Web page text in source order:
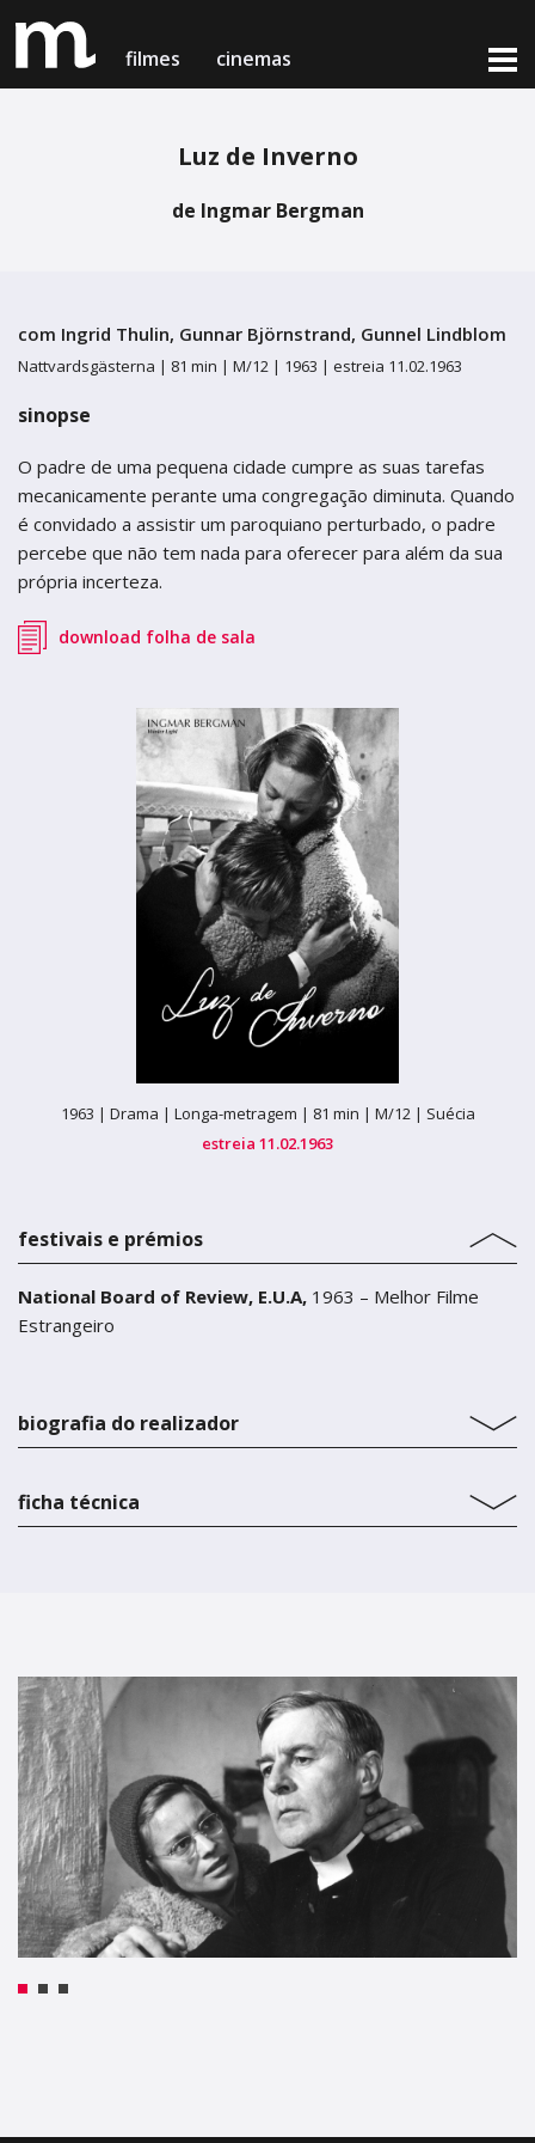
filmes cinemas
Porto
Teatro Campo Alegre
Setúbal
Cinema Charlot - Auditório Municipal
Figueira da Foz
Centro de Artes e Espectáculos
Braga
Teatro Académico Gil Vicente
filmes em exibição
cinemas & horários
Porto
Cinema Charlot - Auditório Municipal
Figueira da Foz
Centro de Artes e Espectáculos
Braga
Teatro Académico Gil Vicente
loja online
sobre nós & contactos
medeia card
termos de uso
Luz de Inverno
de Ingmar Bergman
com Ingrid Thulin, Gunnar Björnstrand, Gunnel Lindblom
Nattvardsgästerna | 81 min | M/12 | 1963 | estreia 11.02.1963
sinopse
O padre de uma pequena cidade cumpre as suas tarefas
mecanicamente perante uma congregação diminuta. Quando
é convidado a assistir um paroquiano perturbado, o padre
percebe que não tem nada para oferecer para além da sua
própria incerteza.
download folha de sala
1963 | Drama | Longa-metragem | 81 min | M/12 | Suécia
estreia 11.02.1963
festivais e prémios
National Board of Review, E.U.A, 1963 – Melhor Filme
Estrangeiro
biografia do realizador
ficha técnica